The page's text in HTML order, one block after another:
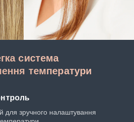
система
температури
для зручного налаштування